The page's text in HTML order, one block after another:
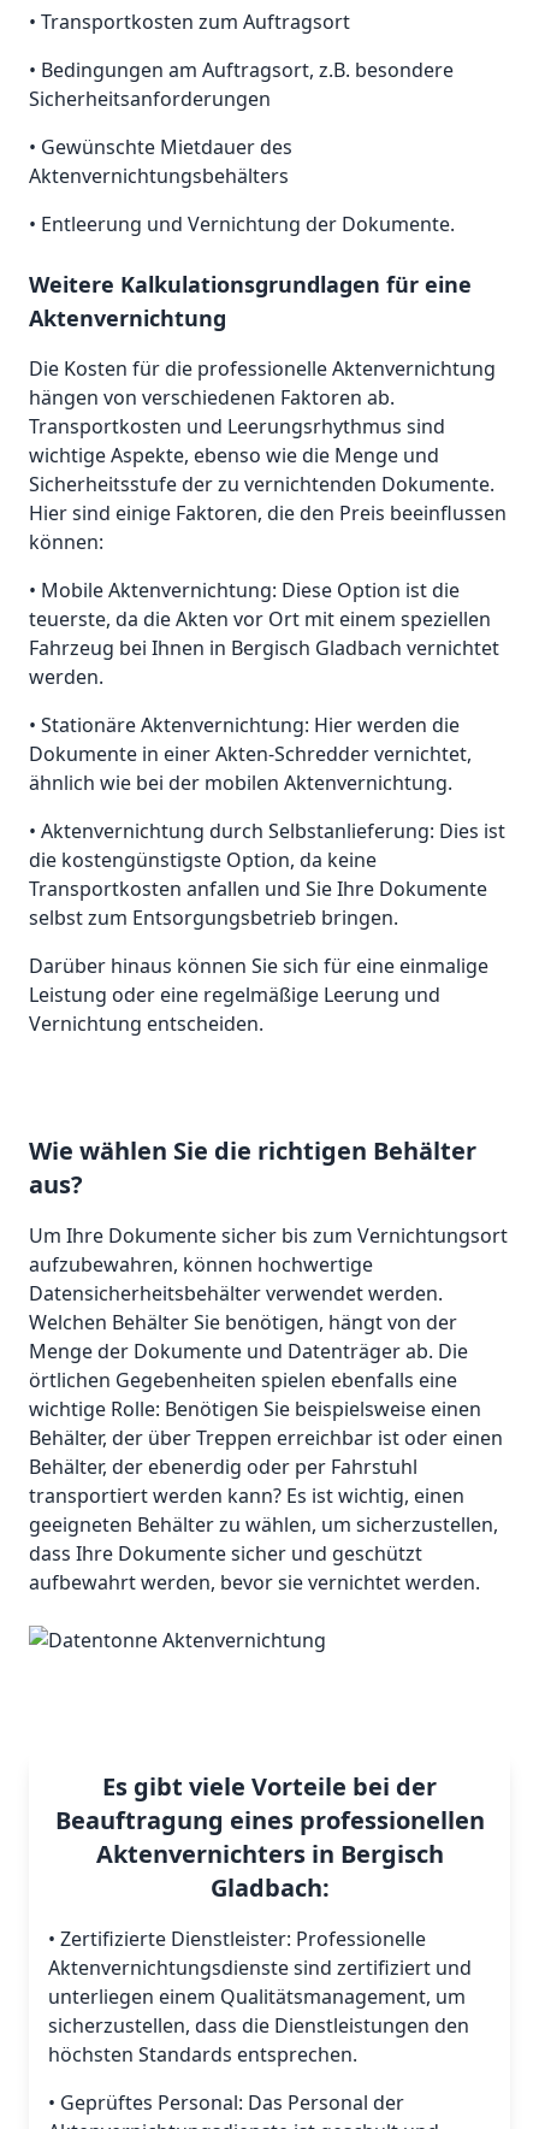
• Transportkosten zum Auftragsort
• Bedingungen am Auftragsort, z.B. besondere
Sicherheitsanforderungen
• Gewünschte Mietdauer des
Aktenvernichtungsbehälters
• Entleerung und Vernichtung der Dokumente.
Weitere Kalkulationsgrundlagen für eine
Aktenvernichtung
Die Kosten für die professionelle Aktenvernichtung
hängen von verschiedenen Faktoren ab.
Transportkosten und Leerungsrhythmus sind
wichtige Aspekte, ebenso wie die Menge und
Sicherheitsstufe der zu vernichtenden Dokumente.
Hier sind einige Faktoren, die den Preis beeinflussen
können:
• Mobile Aktenvernichtung: Diese Option ist die
teuerste, da die Akten vor Ort mit einem speziellen
Fahrzeug bei Ihnen in Bergisch Gladbach vernichtet
werden.
• Stationäre Aktenvernichtung: Hier werden die
Dokumente in einer Akten-Schredder vernichtet,
ähnlich wie bei der mobilen Aktenvernichtung.
• Aktenvernichtung durch Selbstanlieferung: Dies ist
die kostengünstigste Option, da keine
Transportkosten anfallen und Sie Ihre Dokumente
selbst zum Entsorgungsbetrieb bringen.
Darüber hinaus können Sie sich für eine einmalige
Leistung oder eine regelmäßige Leerung und
Vernichtung entscheiden.
Wie wählen Sie die richtigen Behälter
aus?
Um Ihre Dokumente sicher bis zum Vernichtungsort
aufzubewahren, können hochwertige
Datensicherheitsbehälter verwendet werden.
Welchen Behälter Sie benötigen, hängt von der
Menge der Dokumente und Datenträger ab. Die
örtlichen Gegebenheiten spielen ebenfalls eine
wichtige Rolle: Benötigen Sie beispielsweise einen
Behälter, der über Treppen erreichbar ist oder einen
Behälter, der ebenerdig oder per Fahrstuhl
transportiert werden kann? Es ist wichtig, einen
geeigneten Behälter zu wählen, um sicherzustellen,
dass Ihre Dokumente sicher und geschützt
aufbewahrt werden, bevor sie vernichtet werden.
Es gibt viele Vorteile bei der
Beauftragung eines professionellen
Aktenvernichters in Bergisch
Gladbach:
• Zertifizierte Dienstleister: Professionelle
Aktenvernichtungsdienste sind zertifiziert und
unterliegen einem Qualitätsmanagement, um
sicherzustellen, dass die Dienstleistungen den
höchsten Standards entsprechen.
• Geprüftes Personal: Das Personal der